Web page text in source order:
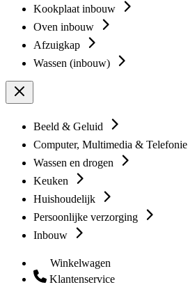
Kookplaat inbouw
Oven inbouw
Afzuigkap
Wassen (inbouw)
Beeld & Geluid
Computer, Multimedia & Telefonie
Wassen en drogen
Keuken
Huishoudelijk
Persoonlijke verzorging
Inbouw
Winkelwagen
Klantenservice